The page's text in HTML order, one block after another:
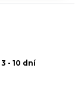
- 10 dní